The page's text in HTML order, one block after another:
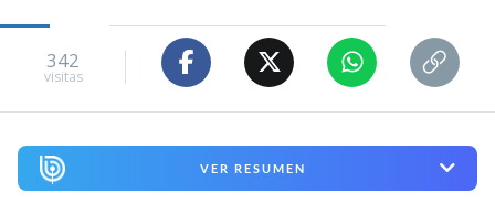
342
visitas
VER RESUMEN